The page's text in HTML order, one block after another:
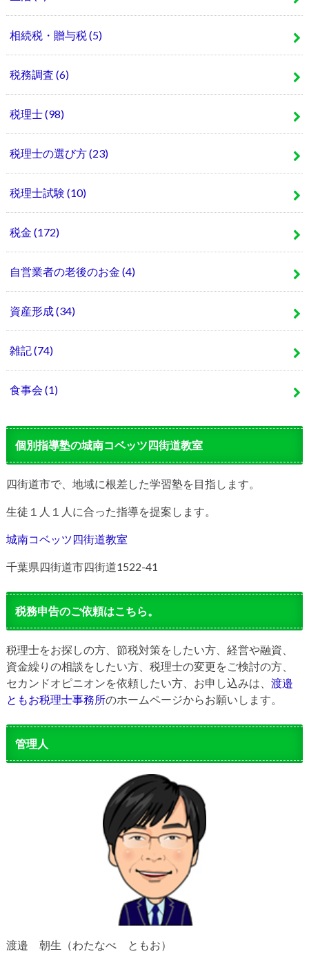
相続税・贈与税(5)
税務調査 (6)
税理士(98)
税理士の選び方(23)
税理士試験 (10)
税金 (172)
自営業者の老後のお金 (4)
資産形成(34)
雑記(74)
食事会 (1)
個別指導塾の城南コベッツ四街道教室
四街道市で、地域に根差した学習塾を目指します。
生徒１人１人に合った指導を提案します。
城南コベッツ四街道教室
千葉県四街道市四街道1522-41
税務申告のご依頼はこちら。
税理士をお探しの方、節税対策をしたい方、経営や融資、
資金繰りの相談をしたい方、税理士の変更をご検討の方、
セカンドオピニオンを依頼したい方、お申し込みは、 渡邉
ともお税理士事務所のホームページからお願いします。
管理人
渡邉 朝生（わたなべ ともお）